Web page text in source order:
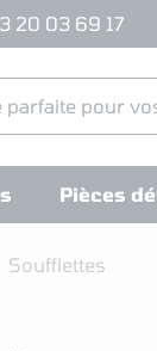
20 03 69 17
Pièces
Soufflettes